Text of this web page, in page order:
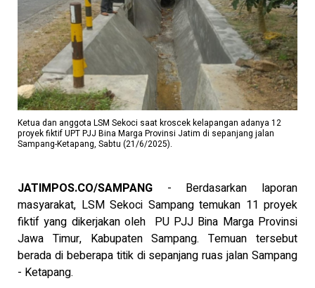
Ketua dan anggota LSM Sekoci saat kroscek kelapangan adanya 12
proyek fiktif UPT PJJ Bina Marga Provinsi Jatim di sepanjang jalan
Sampang-Ketapang, Sabtu (21/6/2025).
JATIMPOS.CO/SAMPANG - Berdasarkan laporan
masyarakat, LSM Sekoci Sampang temukan 11 proyek
fiktif yang dikerjakan oleh PU PJJ Bina Marga Provinsi
Jawa Timur, Kabupaten Sampang. Temuan tersebut
berada di beberapa titik di sepanjang ruas jalan Sampang
- Ketapang.